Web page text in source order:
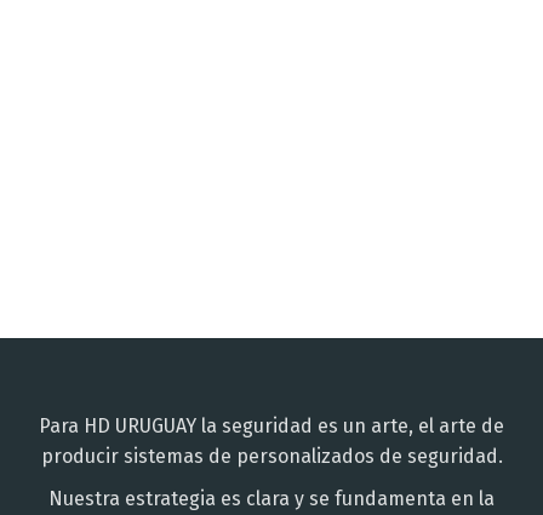
Para HD URUGUAY la seguridad es un arte, el arte de
producir sistemas de personalizados de seguridad.
Nuestra estrategia es clara y se fundamenta en la